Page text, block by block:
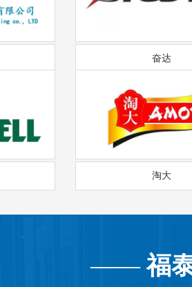
奋达
淘大
——福